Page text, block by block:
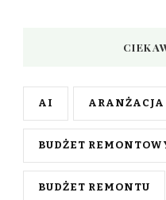
AI ARANŻACJA
BUDŻET
BUDŻET REMONTU